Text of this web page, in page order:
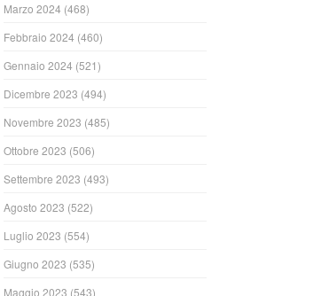
Marzo 2024 (468)
Febbraio 2024 (460)
Gennaio 2024 (521)
Dicembre 2023 (494)
Novembre 2023 (485)
Ottobre 2023 (506)
Settembre 2023 (493)
Agosto 2023 (522)
Luglio 2023 (554)
Giugno 2023 (535)
Maggio 2023 (543)